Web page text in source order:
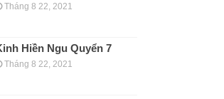
Tháng 8 22, 2021
Hiền Ngu Quyển 7
Tháng 8 22, 2021